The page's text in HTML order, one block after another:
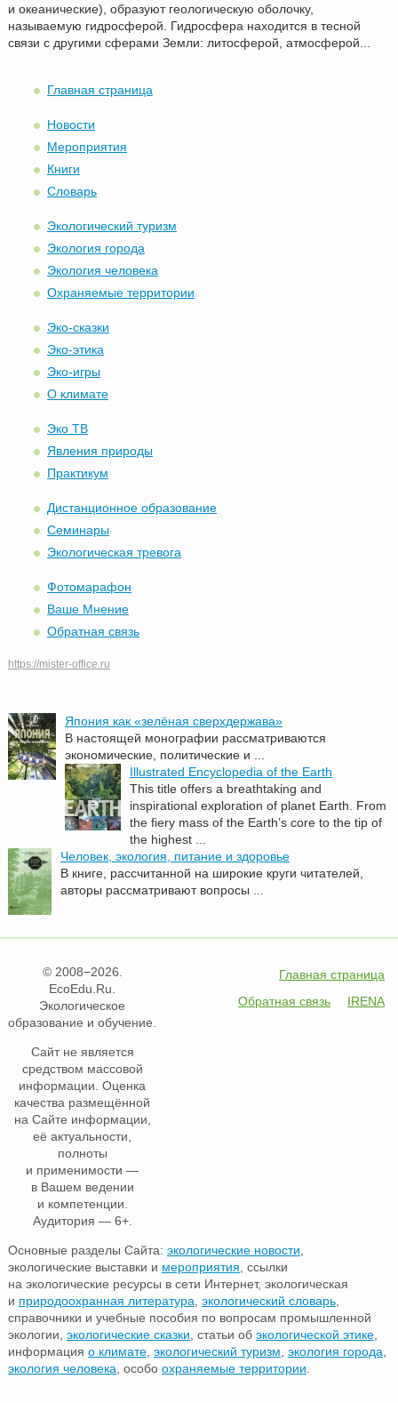
и океанические), образуют геологическую оболочку,
называемую гидросферой. Гидросфера находится в тесной
связи с другими сферами Земли: литосферой, атмосферой...
Главная страница
Новости
Мероприятия
Книги
Словарь
Экологический туризм
Экология города
Экология человека
Охраняемые территории
Эко-сказки
Эко-этика
Эко-игры
О климате
Эко ТВ
Явления природы
Практикум
Дистанционное образование
Семинары
Экологическая тревога
Фотомарафон
Ваше Мнение
Обратная связь
https://mister-office.ru
Япония как «зелёная сверхдержава»
В настоящей монографии рассматриваются
экономические, политические и ...
Illustrated Encyclopedia of the Earth
This title offers a breathtaking and
inspirational exploration of planet Earth. From
the fiery mass of the Earth’s core to the tip of
the highest ...
Человек, экология, питание и здоровье
В книге, рассчитанной на широкие круги читателей,
авторы рассматривают вопросы ...
© 2008−2026.
EcoEdu.Ru.
Экологическое
образование и обучение.
Сайт не является
средством массовой
информации. Оценка
качества размещённой
на Сайте информации,
её актуальности,
полноты
и применимости —
в Вашем ведении
и компетенции.
Аудитория — 6+.
Главная страница
Обратная связь
IRENA
Основные разделы Сайта: экологические новости
экологические выставки и мероприятия , ссылки
на экологические ресурсы в сети Интернет, экологическая
и природоохранная литература экологический словарь,
справочники и учебные пособия по вопросам промышленной
экологии, экологические сказки , статьи об экологической этике,
информация о климате, экологический туризм экология города
экология человека , особо охраняемые территории